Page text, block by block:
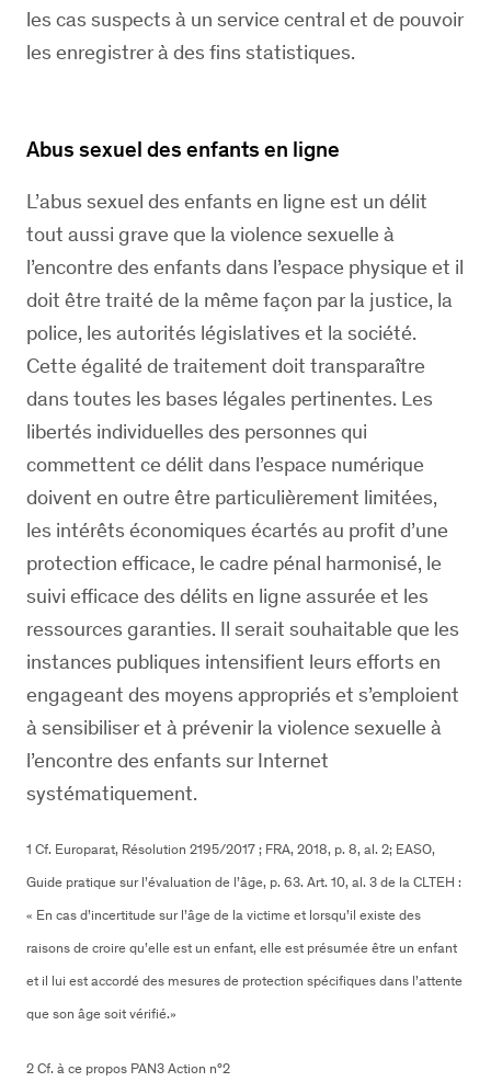
les cas suspects à un service central et de pouvoir
les enregistrer à des fins statistiques.
Abus sexuel des enfants en ligne
L’abus sexuel des enfants en ligne est un délit
tout aussi grave que la violence sexuelle à
l’encontre des enfants dans l’espace physique et il
doit être traité de la même façon par la justice, la
police, les autorités législatives et la société.
Cette égalité de traitement doit transparaître
dans toutes les bases légales pertinentes. Les
libertés individuelles des personnes qui
commettent ce délit dans l’espace numérique
doivent en outre être particulièrement limitées,
les intérêts économiques écartés au profit d’une
protection efficace, le cadre pénal harmonisé, le
suivi efficace des délits en ligne assurée et les
ressources garanties. Il serait souhaitable que les
instances publiques intensifient leurs efforts en
engageant des moyens appropriés et s’emploient
à sensibiliser et à prévenir la violence sexuelle à
l’encontre des enfants sur Internet
systématiquement.
1 Cf. Europarat, Résolution 2195/2017 ; FRA, 2018, p. 8, al. 2; EASO,
Guide pratique sur l’évaluation de l’âge, p. 63. Art. 10, al. 3 de la CLTEH :
« En cas d’incertitude sur l’âge de la victime et lorsqu’il existe des
raisons de croire qu’elle est un enfant, elle est présumée être un enfant
et il lui est accordé des mesures de protection spécifiques dans l’attente
que son âge soit vérifié.»
2 Cf. à ce propos PAN3 Action n°2